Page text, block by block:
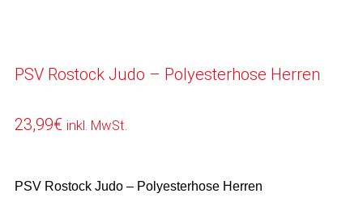
PSV Rostock Judo – Polyesterhose Herren
23,99€ inkl. MwSt.
PSV Rostock Judo – Polyesterhose Herren